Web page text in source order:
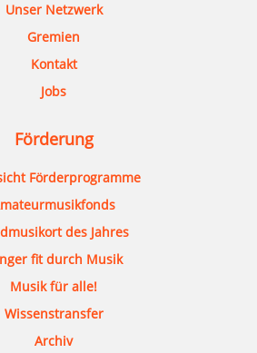
Unser Netzwerk
Gremien
Kontakt
Jobs
Förderung
Förderprogramme
des Jahres
fit durch Musik
Musik für alle!
Wissenstransfer
Archiv